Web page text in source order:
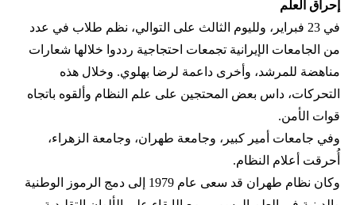
إحراق العلم
في 23 فبراير، ولليوم الثالث على التوالي، نظم طلاب في عدد
من الجامعات الإيرانية تجمعات احتجاجية رددوا خلالها شعارات
مناهضة للمرشد، وأخرى داعمة لرضا بهلوي. وخلال هذه
التحركات، داس بعض المحتجين على علم النظام وألقوه باتجاه
قوات الأمن.
وفي جامعات أمير كبير، وجامعة طهران، وجامعة الزهراء،
أُحرقت أعلام النظام.
وكان نظام طهران قد سعى عام 1979 إلى دمج الرموز الوطنية